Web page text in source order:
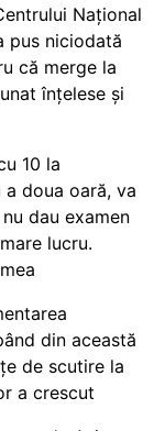
Național
pus niciodată
că merge la
înțelese și
10 la
doua oară, va
dau examen
lucru.
din această
de scutire la
a crescut